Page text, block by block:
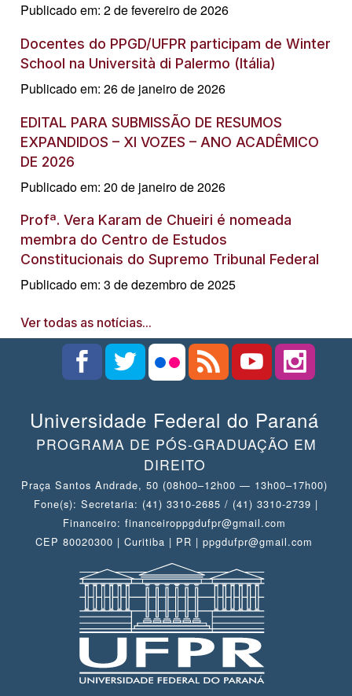
Publicado em: 2 de fevereiro de 2026
Docentes do PPGD/UFPR participam de Winter
School na Università di Palermo (Itália)
Publicado em: 26 de janeiro de 2026
EDITAL PARA SUBMISSÃO DE RESUMOS
EXPANDIDOS – XI VOZES – ANO ACADÊMICO
DE 2026
Publicado em: 20 de janeiro de 2026
Profª. Vera Karam de Chueiri é nomeada
membra do Centro de Estudos
Constitucionais do Supremo Tribunal Federal
Publicado em: 3 de dezembro de 2025
Ver todas as notícias...
Universidade Federal do Paraná
PROGRAMA DE PÓS-GRADUAÇÃO EM
DIREITO
Praça Santos Andrade, 50 (08h00–12h00 — 13h00–17h00)
Fone(s): Secretaria: (41) 3310-2685 / (41) 3310-2739 |
Financeiro: financeiroppgdufpr@gmail.com
CEP 80020300 | Curitiba | PR | ppgdufpr@gmail.com